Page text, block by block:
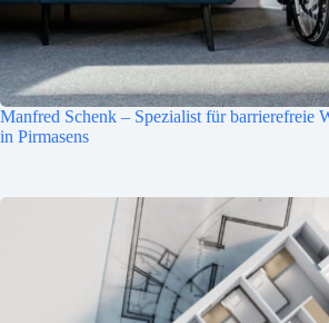
Manfred Schenk – Spezialist für barrierefreie
in Pirmasens